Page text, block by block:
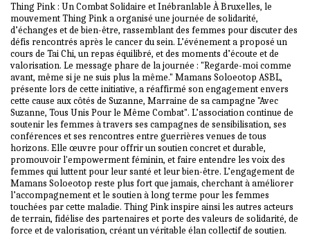
Thing Pink : Un Combat Solidaire et Inébranlable À Bruxelles, le
mouvement Thing Pink a organisé une journée de solidarité,
d’échanges et de bien-être, rassemblant des femmes pour discuter des
défis rencontrés après le cancer du sein. L’événement a proposé un
cours de Tai Chi, un repas équilibré, et des moments d’écoute et de
valorisation. Le message phare de la journée : "Regarde-moi comme
avant, même si je ne suis plus la même." Mamans Soloeotop ASBL,
présente lors de cette initiative, a réaffirmé son engagement envers
cette cause aux côtés de Suzanne, Marraine de sa campagne "Avec
Suzanne, Tous Unis Pour le Même Combat". L’association continue de
soutenir les femmes à travers ses campagnes de sensibilisation, ses
conférences et ses rencontres entre guerrières venues de tous
horizons. Elle œuvre pour offrir un soutien concret et durable,
promouvoir l'empowerment féminin, et faire entendre les voix des
femmes qui luttent pour leur santé et leur bien-être. L’engagement de
Mamans Soloeotop reste plus fort que jamais, cherchant à améliorer
l’accompagnement et le soutien à long terme pour les femmes
touchées par cette maladie. Thing Pink inspire ainsi les autres acteurs
de terrain, fidélise des partenaires et porte des valeurs de solidarité, de
force et de valorisation, créant un véritable élan collectif de soutien.